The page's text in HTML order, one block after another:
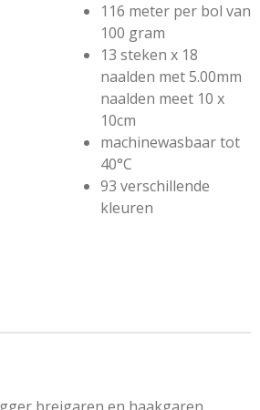
116 meter per bol van
100 gram
13 steken x 18
naalden met 5.00mm
naalden meet 10 x
10cm
machinewasbaar tot
40°C
93 verschillende
kleuren